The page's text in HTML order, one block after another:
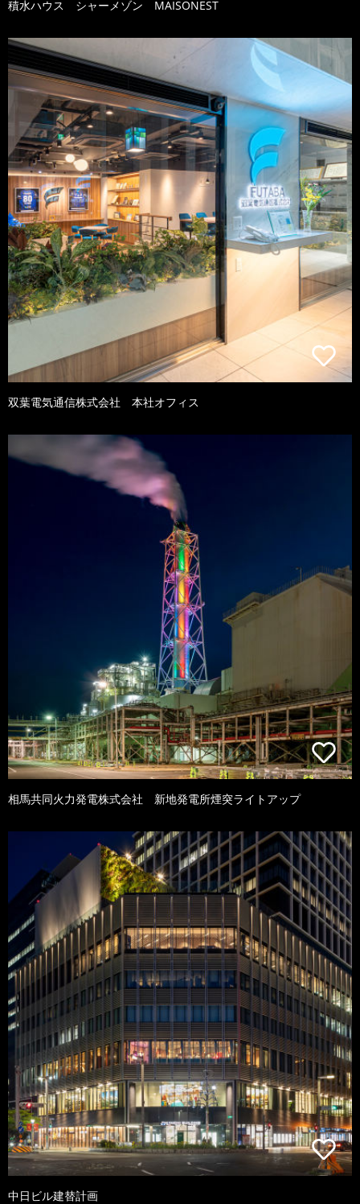
積水ハウス シャーメゾン MAISONEST
双葉電気通信株式会社 本社オフィス
相馬共同火力発電株式会社 新地発電所煙突ライトアップ
中日ビル建替計画